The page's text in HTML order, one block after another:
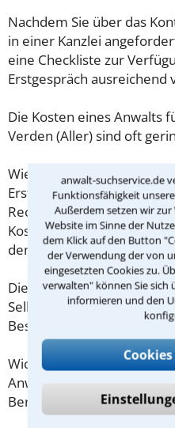
anwalt-suchservice.de
Funktionsfähigkeit
Außerdem setzen wir
Website im Sinne der
dem Klick auf den Button
der Verwendung der von
eingesetzten Cookies zu.
verwalten" können Sie sich
informieren und den
Nachdem Sie über das
in einer Kanzlei
eine Checkliste zur
Erstgespräch
Die Kosten eines Anwalts
Verden (Aller) sind oft
Wieviel ein Rechtsanwalt
Erstberatung verlangen
Kosten für das erste
demnach maximal 190,00
Diese Regelung gilt jedoch
Selbstständige oder
Beschränkung nicht.
Wichtig daher: Klären Sie
Anwalt aus Verden (Aller)
Beratung.